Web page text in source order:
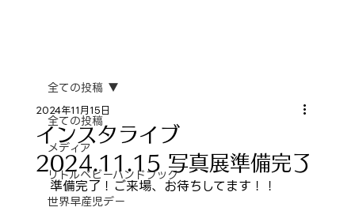
全ての投稿
メディア
リトルベビーハンドブック
世界早産児デー
全ての投稿
インスタライブ
2024.11.15 写真展準備完了
2024年11月15日
準備完了！ご来場、お待ちしてます！！